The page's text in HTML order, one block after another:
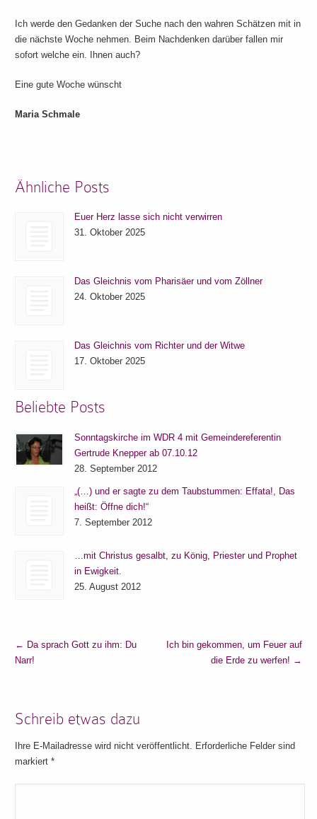
Ich werde den Gedanken der Suche nach den wahren Schätzen mit in
die nächste Woche nehmen. Beim Nachdenken darüber fallen mir
sofort welche ein. Ihnen auch?
Eine gute Woche wünscht
Maria Schmale
Ähnliche Posts
Euer Herz lasse sich nicht verwirren
31. Oktober 2025
Das Gleichnis vom Pharisäer und vom Zöllner
24. Oktober 2025
Das Gleichnis vom Richter und der Witwe
17. Oktober 2025
Beliebte Posts
Sonntagskirche im WDR 4 mit Gemeindereferentin
Gertrude Knepper ab 07.10.12
28. September 2012
„(…) und er sagte zu dem Taubstummen: Effata!, Das
heißt: Öffne dich!“
7. September 2012
…mit Christus gesalbt, zu König, Priester und Prophet
in Ewigkeit.
25. August 2012
← Da sprach Gott zu ihm: Du
Narr!
Ich bin gekommen, um Feuer auf
die Erde zu werfen! →
Schreib etwas dazu
Ihre E-Mailadresse wird nicht veröffentlicht. Erforderliche Felder sind
markiert*